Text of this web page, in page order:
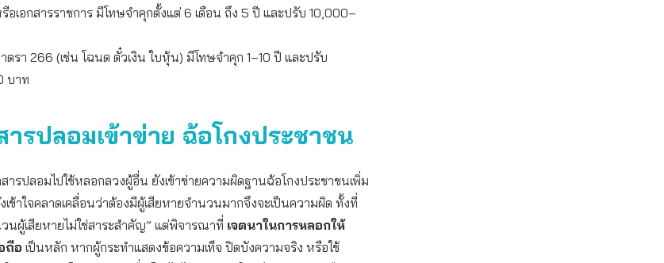
อเอกสารราชการ มีโทษจำคุกตั้งแต่ 6 เดือน ถึง 5 ปี และปรับ 10,000–
ตรา 266 (เช่น โฉนด ตั๋วเงิน ใบหุ้น) มีโทษจำคุก 1–10 ปี และปรับ
บาท
ารปลอมเข้าข่าย ฉ้อโกงประชาชน
ารปลอมไปใช้หลอกลวงผู้อื่น ยังเข้าข่ายความผิดฐานฉ้อโกงประชาชนเพิ่ม
ข้าใจคลาดเคลื่อนว่าต้องมีผู้เสียหายจำนวนมากจึงจะเป็นความผิด ทั้งที่
นผู้เสียหายไม่ใช่สาระสำคัญ” แต่พิจารณาที่ เจตนาในการหลอกให้
ถือ เป็นหลัก หากผู้กระทำแสดงข้อความเท็จ ปิดบังความจริง หรือใช้